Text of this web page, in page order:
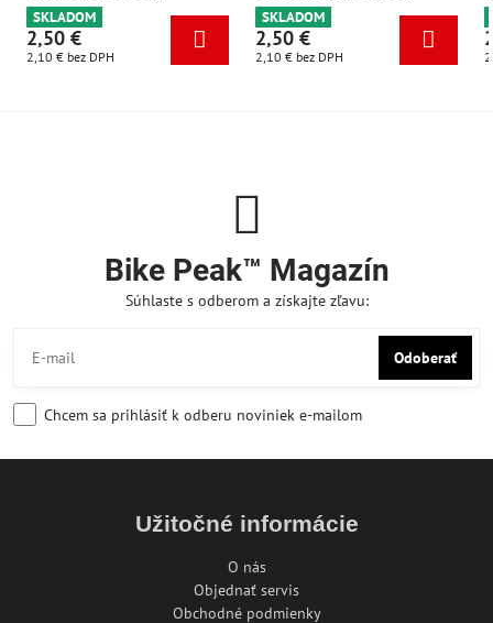
SKLADOM
2,50 €
2,10 € bez DPH
SKLADOM
2,50 €
2,10 € bez DPH
Bike Peak™ Magazín
Súhlaste s odberom a získajte zľavu:
Odoberať
Chcem sa prihlásiť k odberu noviniek e-mailom
Užitočné informácie
O nás
Objednať servis
Obchodné podmienky